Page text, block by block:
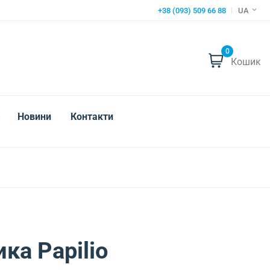
+38 (093) 509 66 88 UA
0
Кошик
Новини Контакти
Papilio